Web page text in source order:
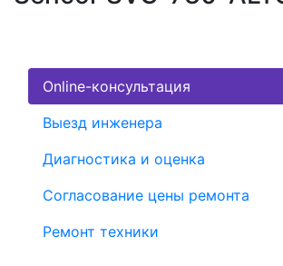
Online-консультация
Выезд инженера
Диагностика и оценка
Согласование цены ремонта
Ремонт техники